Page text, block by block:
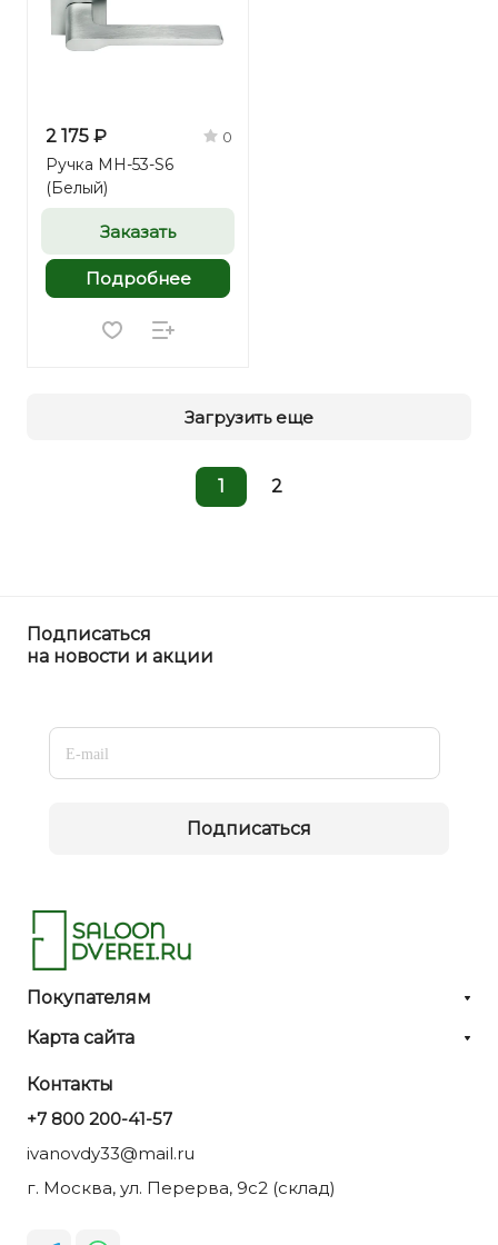
2 175 ₽ 0
Ручка MH-53-S6
(Белый)
Заказать
Подробнее
Загрузить еще
1 2
Подписаться
на новости и акции
Подписаться
Покупателям
Карта сайта
Контакты
+7 800 200-41-57
ivanovdy33@mail.ru
г. Москва, ул. Перерва, 9с2 (склад)